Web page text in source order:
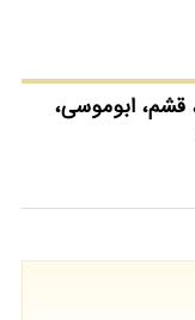
قشم، ابوموسی،